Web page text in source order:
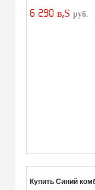
6 290 в‚Ѕ руб.
Купить Синий